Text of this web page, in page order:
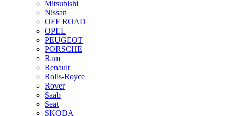
Mitsubishi
Nissan
OFF ROAD
OPEL
PEUGEOT
PORSCHE
Ram
Renault
Rolls-Royce
Rover
Saab
Seat
SKODA